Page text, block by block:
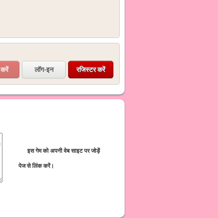
लॉग-इन रजिस्टर करें
इस गेम को अपनी वेब साइट पर जोड़ें
पेज से लिंक करें।